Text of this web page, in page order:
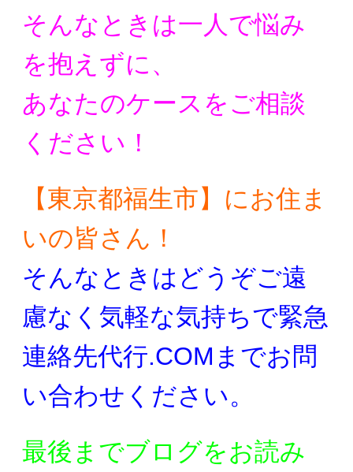
そんなときは一人で悩み
を抱えずに、
あなたのケースをご相談
ください！
【東京都福生市】にお住ま
いの皆さん！
そんなときはどうぞご遠
慮なく気軽な気持ちで緊急
連絡先代行.COMまでお問
い合わせください。
最後までブログをお読み